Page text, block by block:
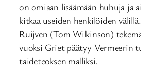
on omiaan lisäämään huhuja ja
kitkaa useiden henkilöiden
Ruijven (Tom Wilkinson)
vuoksi Griet päätyy Vermeerin
taideteoksen malliksi.